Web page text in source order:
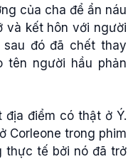
của cha để ẩn náu
và kết hôn với người
đó đã chết thay
tên người hầu phản
địa điểm có thật ở Ý.
Corleone trong phim
thực tế bởi nó đã trở